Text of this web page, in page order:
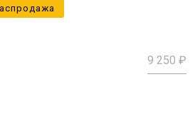
9 250 ₽